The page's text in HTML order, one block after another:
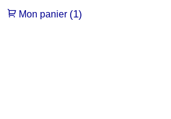
Mon panier (1)